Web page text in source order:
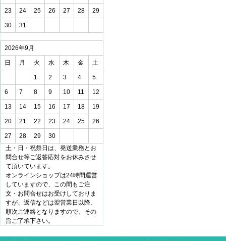
23 24 25 26 27 28 29
30 31
2026年9月
日 月 火 水 木 金 土
1 2 3 4 5
6 7 8 9 10 11 12
13 14 15 16 17 18 19
20 21 22 23 24 25 26
27 28 29
30
土・日・祝祭日は、発送業務とお
問合せ等ご返答応対をお休みさせ
て頂いています。
オンラインショップは24時間運営
していますので、この間もご注
文・お問合せはお受けしておりま
すが、返信などは翌営業日以降、
順次ご連絡となりますので、その
旨ご了承下さい。